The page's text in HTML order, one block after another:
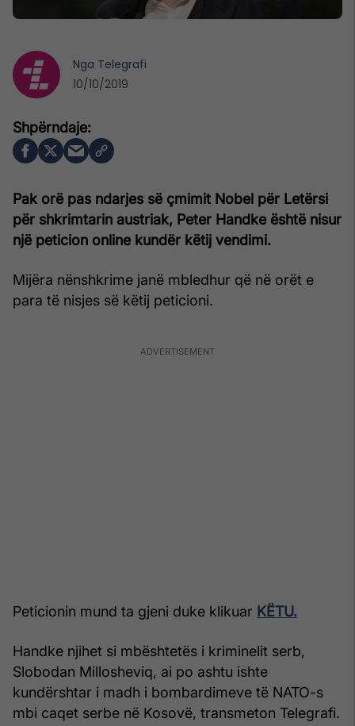
Pak orë pas ndarjes së çmimit Nobel për Letërsi
për shkrimtarin austriak, Peter Handke është nisur
një peticion online kundër këtij vendimi.
Mijëra nënshkrime janë mbledhur që në orët e
para të nisjes së këtij peticioni.
Peticionin mund ta gjeni duke klikuar KËTU.
Handke njihet si mbështetës i kriminelit serb,
Slobodan Millosheviq, ai po ashtu ishte
kundërshtar i madh i bombardimeve të NATO-s
mbi caqet serbe në Kosovë, transmeton Telegrafi.
Nga Telegrafi
10/10/2019